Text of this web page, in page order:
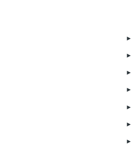
►
►
►
►
►
►
►